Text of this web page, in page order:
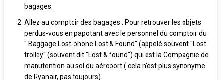
bagages.
Allez au comptoir des bagages : Pour retrouver les objets
perdus-vous en papotant avec le personnel du comptoir du
" Baggage Lost-phone Lost & Found" (appelé souvent "Lost
trolley" (souvent dit "Lost & found") qui est la Compagnie de
manutention au sol du aéroport ( cela n'est plus synonyme
de Ryanair, pas toujours).